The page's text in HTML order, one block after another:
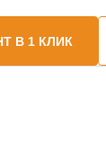
В 1 КЛИК